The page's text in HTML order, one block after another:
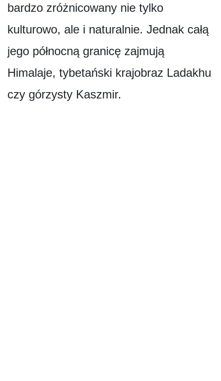
bardzo zróżnicowany nie tylko
kulturowo, ale i naturalnie. Jednak całą
jego północną granicę zajmują
Himalaje, tybetański krajobraz Ladakhu
czy górzysty Kaszmir.